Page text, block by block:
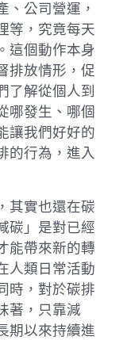
、公司營運，
等，究竟每天
這個動作本身
排放情形，促
了解從個人到
哪發生、哪個
讓我們好好的
的行為，進入
其實也還在碳
碳」是對已經
能帶來新的轉
人類日常活動
時，對於碳排
著，只靠減
期以來持續進